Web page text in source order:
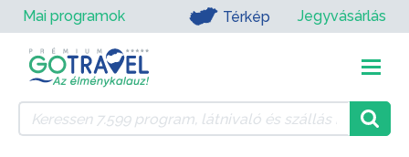
Mai programok Térkép Jegyvásárlás